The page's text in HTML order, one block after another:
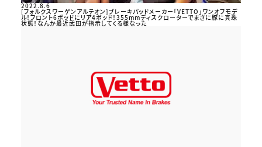
2022.8.6
[フォルクスワーゲンアルテオン]ブレーキパッドメーカー「VETTO」ワンオフモデ
ル！フロント6ポッドにリア4ポッド！355mmディスクローターでまさに豚に真珠
状態！なんか最近武田が指示してくる様なった